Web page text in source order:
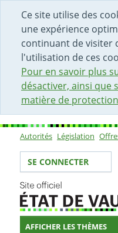
Ce site utilise des
une expérience
continuant de visiter
l'utilisation de ces
Pour en savoir plus
désactiver, ainsi que
matière de
DÉBUT DU CONTENU
ACCÈS AU CHAMP DE
PAGE D'ACCUEIL
FORMULAIRE DE
Sous-
Autorités Législation
Votre identité
SE CONNECTER
AFFICHER LES THÈMES